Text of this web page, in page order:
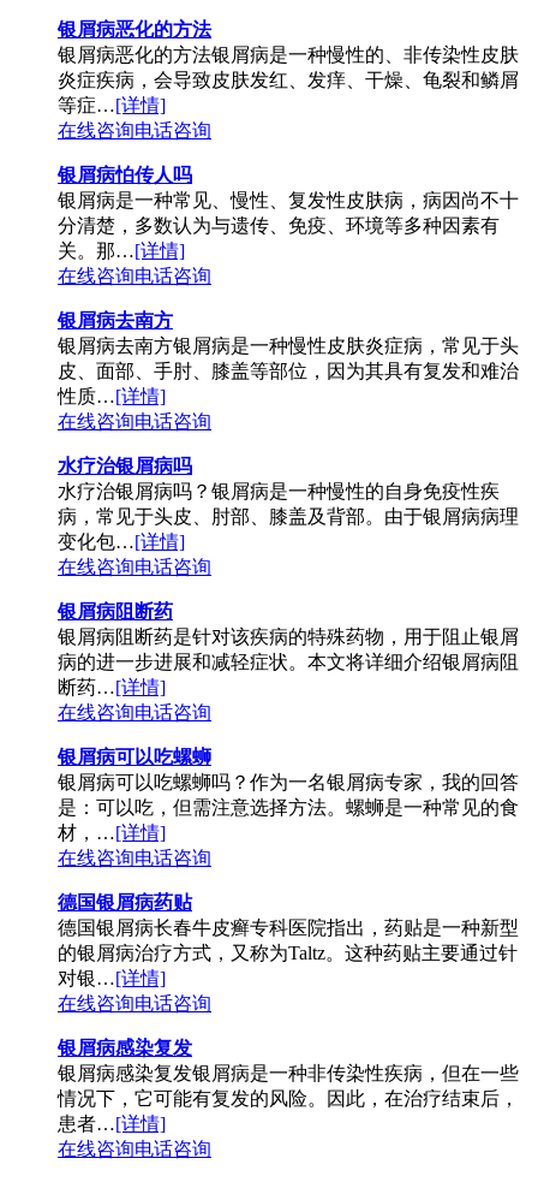
银屑病恶化的方法
银屑病恶化的方法银屑病是一种慢性的、非传染性皮肤
炎症疾病，会导致皮肤发红、发痒、干燥、龟裂和鳞屑
等症…[详情]
在线咨询电话咨询
银屑病怕传人吗
银屑病是一种常见、慢性、复发性皮肤病，病因尚不十
分清楚，多数认为与遗传、免疫、环境等多种因素有
关。那…[详情]
在线咨询电话咨询
银屑病去南方
银屑病去南方银屑病是一种慢性皮肤炎症病，常见于头
皮、面部、手肘、膝盖等部位，因为其具有复发和难治
性质…[详情]
在线咨询电话咨询
水疗治银屑病吗
水疗治银屑病吗？银屑病是一种慢性的自身免疫性疾
病，常见于头皮、肘部、膝盖及背部。由于银屑病病理
变化包…[详情]
在线咨询电话咨询
银屑病阻断药
银屑病阻断药是针对该疾病的特殊药物，用于阻止银屑
病的进一步进展和减轻症状。本文将详细介绍银屑病阻
断药…[详情]
在线咨询电话咨询
银屑病可以吃螺蛳
银屑病可以吃螺蛳吗？作为一名银屑病专家，我的回答
是：可以吃，但需注意选择方法。螺蛳是一种常见的食
材，…[详情]
在线咨询电话咨询
德国银屑病药贴
德国银屑病长春牛皮癣专科医院指出，药贴是一种新型
的银屑病治疗方式，又称为Taltz。这种药贴主要通过针
对银…[详情]
在线咨询电话咨询
银屑病感染复发
银屑病感染复发银屑病是一种非传染性疾病，但在一些
情况下，它可能有复发的风险。因此，在治疗结束后，
患者…[详情]
在线咨询电话咨询